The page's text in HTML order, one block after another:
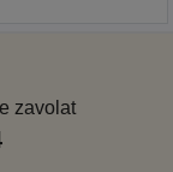
zavolat